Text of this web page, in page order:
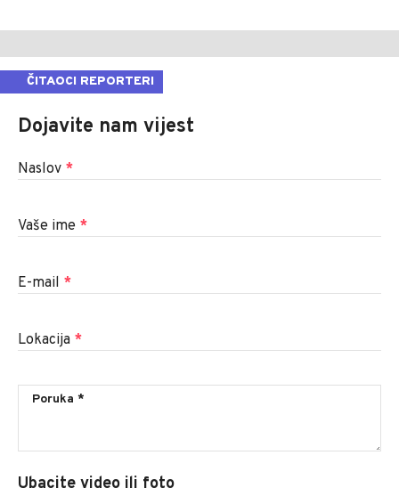
ČITAOCI REPORTERI
Dojavite nam vijest
Naslov *
Vaše ime *
E-mail *
Lokacija *
Ubacite video ili foto